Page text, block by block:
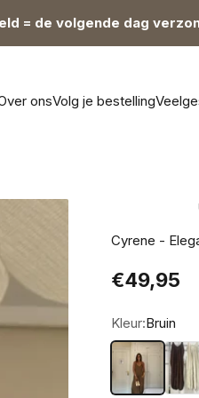
= de volgende dag
onsVolg je bestelling
Cyrene -
€49,95
Kleur:Bruin
Bruin
Beige